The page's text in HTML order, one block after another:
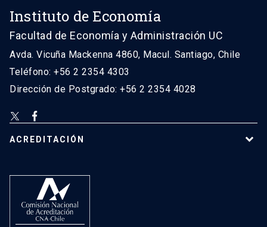
Instituto de Economía
Facultad de Economía y Administración UC
Avda. Vicuña Mackenna 4860, Macul. Santiago, Chile
Teléfono: +56 2 2354 4303
Dirección de Postgrado: +56 2 2354 4028
ACREDITACIÓN